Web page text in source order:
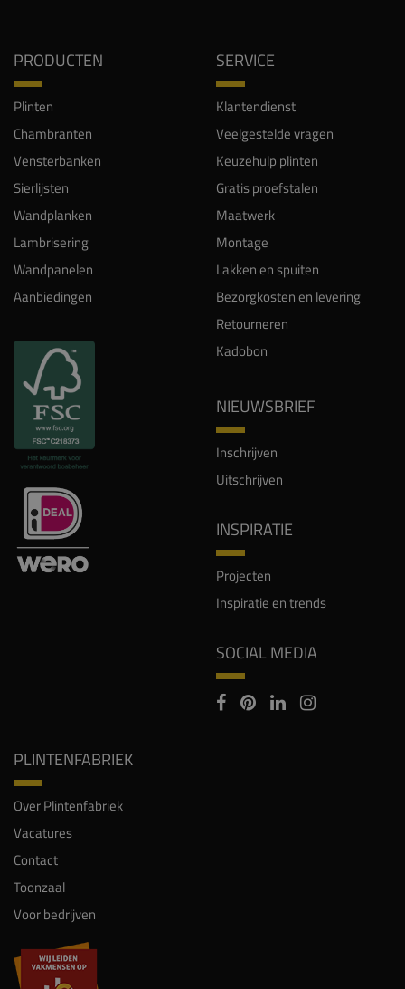
PRODUCTEN
Plinten
Chambranten
Vensterbanken
Sierlijsten
Wandplanken
Lambrisering
Wandpanelen
Aanbiedingen
SERVICE
Klantendienst
Veelgestelde vragen
Keuzehulp plinten
Gratis proefstalen
Maatwerk
Montage
Lakken en spuiten
Bezorgkosten en levering
Retourneren
Kadobon
NIEUWSBRIEF
Inschrijven
Uitschrijven
INSPIRATIE
Projecten
Inspiratie en trends
SOCIAL MEDIA
PLINTENFABRIEK
Over Plintenfabriek
Vacatures
Contact
Toonzaal
Voor bedrijven